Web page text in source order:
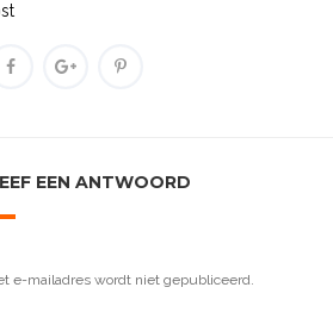
EEN ANTWOORD
e-mailadres wordt niet gepubliceerd.